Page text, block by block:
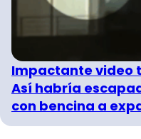
Impactante video
Así habría
con bencina a